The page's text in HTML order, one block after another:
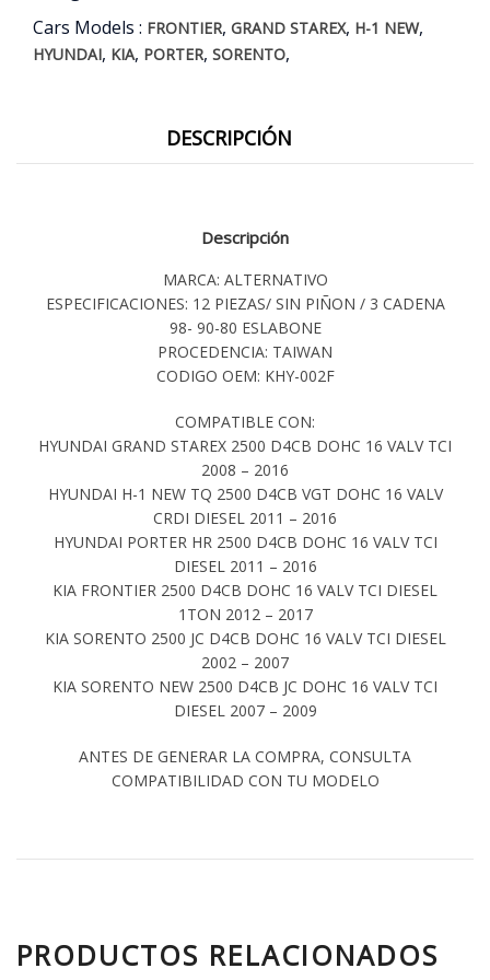
Cars Models : FRONTIER, GRAND STAREX, H-1 NEW,
HYUNDAI, KIA, PORTER, SORENTO,
DESCRIPCIÓN
Descripción
MARCA: ALTERNATIVO
ESPECIFICACIONES: 12 PIEZAS/ SIN PIÑON / 3 CADENA
98- 90-80 ESLABONE
PROCEDENCIA: TAIWAN
CODIGO OEM: KHY-002F
COMPATIBLE CON:
HYUNDAI GRAND STAREX 2500 D4CB DOHC 16 VALV TCI
2008 – 2016
HYUNDAI H-1 NEW TQ 2500 D4CB VGT DOHC 16 VALV
CRDI DIESEL 2011 – 2016
HYUNDAI PORTER HR 2500 D4CB DOHC 16 VALV TCI
DIESEL 2011 – 2016
KIA FRONTIER 2500 D4CB DOHC 16 VALV TCI DIESEL
1TON 2012 – 2017
KIA SORENTO 2500 JC D4CB DOHC 16 VALV TCI DIESEL
2002 – 2007
KIA SORENTO NEW 2500 D4CB JC DOHC 16 VALV TCI
DIESEL 2007 – 2009
ANTES DE GENERAR LA COMPRA, CONSULTA
COMPATIBILIDAD CON TU MODELO
PRODUCTOS RELACIONADOS